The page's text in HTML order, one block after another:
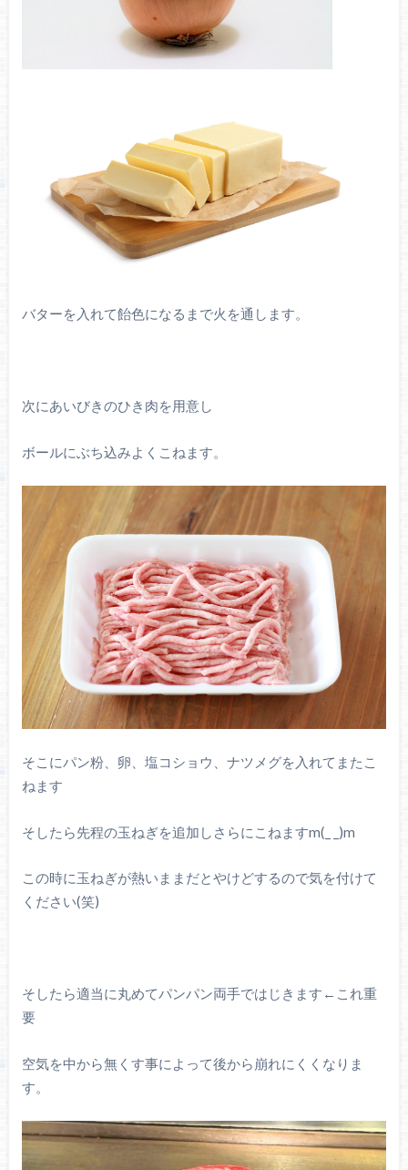
バターを入れて飴色になるまで火を通します。
次にあいびきのひき肉を用意し
ボールにぶち込みよくこねます。
そこにパン粉、卵、塩コショウ、ナツメグを入れてまたこ
ねます
そしたら先程の玉ねぎを追加しさらにこねますm(_ _)m
この時に玉ねぎが熱いままだとやけどするので気を付けて
ください(笑)
そしたら適当に丸めてパンパン両手ではじきます←これ重
要
空気を中から無くす事によって後から崩れにくくなりま
す。